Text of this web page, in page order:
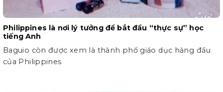
Philippines là nơi lý tưởng để bắt đầu “thực sự” học
tiếng Anh
Baguio còn được xem là thành phố giáo dục hàng đầu
của Philippines